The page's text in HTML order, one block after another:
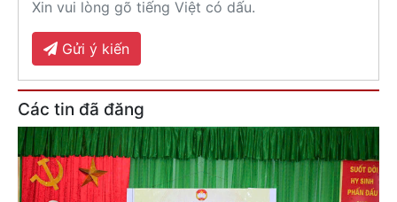
Xin vui lòng gõ tiếng Việt có dấu.
Gửi ý kiến
Các tin đã đăng